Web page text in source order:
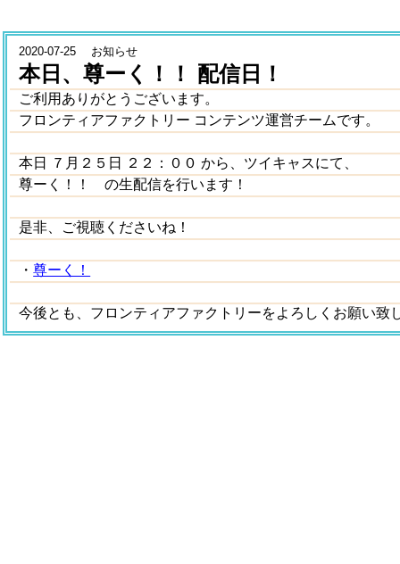
2020-07-25 お知らせ
本日、尊ーく！！ 配信日！
ご利用ありがとうございます。
フロンティアファクトリー コンテンツ運営チームです。
本日 ７月２５日 ２２：００ から、ツイキャスにて、
尊ーく！！ の生配信を行います！
是非、ご視聴くださいね！
・尊ーく！
今後とも、フロンティアファクトリーをよろしくお願い致